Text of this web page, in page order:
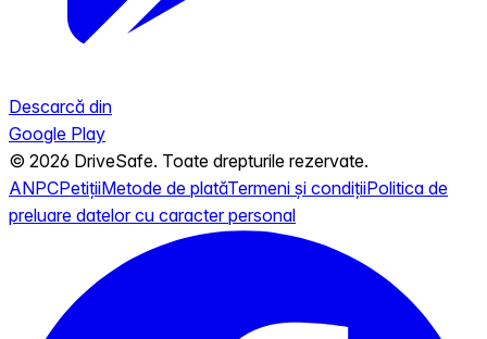
Descarcă din
Google Play
© 2026 DriveSafe. Toate drepturile rezervate.
ANPCPetițiiMetode de platăTermeni și condițiiPolitica de
preluare datelor cu caracter personal